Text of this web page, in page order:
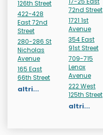
126th Street
422-428
East 72nd
Street
280-286 St
Nicholas
Avenue
165 East
66th Street
altri...
72nd Street
1721 1st
Avenue
354 East
91st Street
709-715
Lenox
Avenue
222 West
125th Street
altri...